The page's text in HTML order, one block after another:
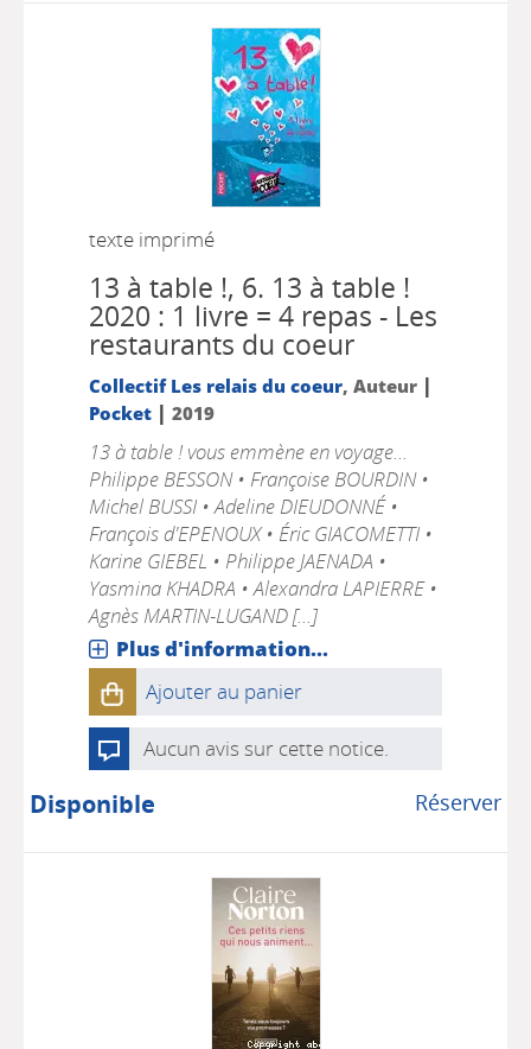
texte imprimé
13 à table !, 6. 13 à table !
2020 : 1 livre = 4 repas - Les
restaurants du coeur
Collectif Les relais du coeur, Auteur |
Pocket| 2019
13 à table ! vous emmène en voyage...
Philippe BESSON • Françoise BOURDIN •
Michel BUSSI • Adeline DIEUDONNÉ •
François d'EPENOUX • Éric GIACOMETTI •
Karine GIEBEL • Philippe JAENADA •
Yasmina KHADRA • Alexandra LAPIERRE •
Agnès MARTIN-LUGAND [...]
Plus d'information...
Ajouter au panier
Aucun avis sur cette notice.
Réserver
Disponible